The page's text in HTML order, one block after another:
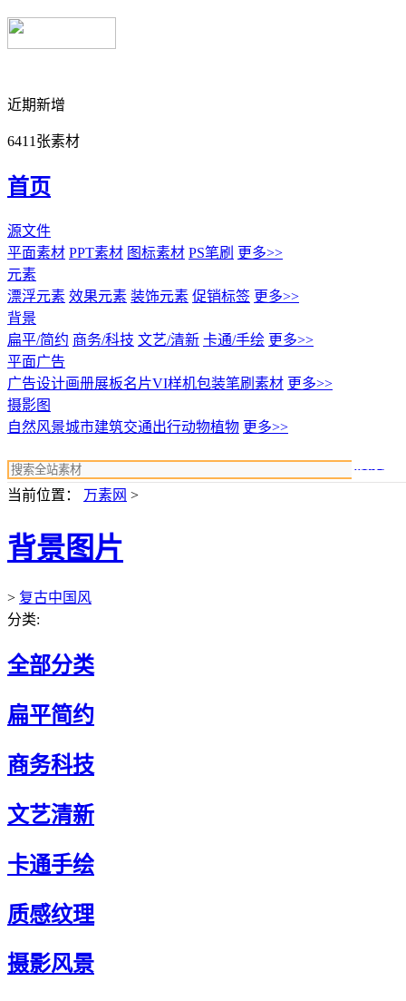
近期新增
6411张素材
首页
源文件
平面素材 PPT素材 图标素材 PS笔刷 更多>>
元素
漂浮元素 效果元素 装饰元素 促销标签 更多>>
背景
扁平/简约 商务/科技 文艺/清新 卡通/手绘 更多>>
平面广告
广告设计画册展板名片VI样机包装笔刷素材 更多>>
摄影图
自然风景城市建筑交通出行动物植物 更多>>
当前位置： 万素网 >
背景图片
> 复古中国风
分类:
全部分类
扁平简约
商务科技
文艺清新
卡通手绘
质感纹理
摄影风景